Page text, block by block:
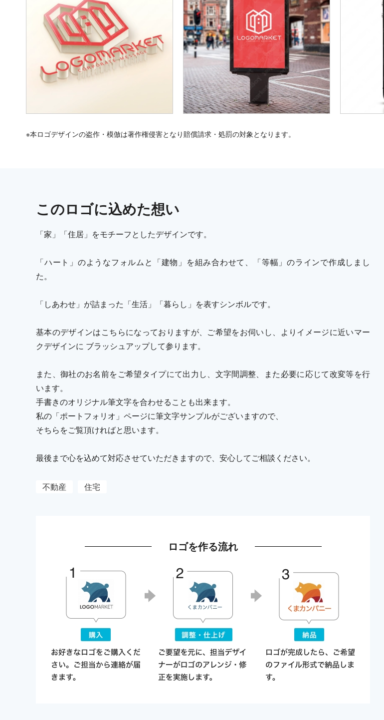
※本ロゴデザインの盗作・模倣は著作権侵害となり賠償請求・処罰の対象となります。
このロゴに込めた想い
「家」「住居」をモチーフとしたデザインです。
「ハート」のようなフォルムと「建物」を組み合わせて、「等幅」のラインで作成しまし
た。
「しあわせ」が詰まった「生活」「暮らし」を表すシンボルです。
基本のデザインはこちらになっておりますが、ご希望をお伺いし、よりイメージに近いマー
クデザインに ブラッシュアップして参ります。
また、御社のお名前をご希望タイプにて出力し、文字間調整、また必要に応じて改変等を行
います。
手書きのオリジナル筆文字を合わせることも出来ます。
私の「ポートフォリオ」ページに筆文字サンプルがございますので、
そちらをご覧頂ければと思います。
最後まで心を込めて対応させていただきますので、安心してご相談ください。
不動産 住宅
ロゴを作る流れ